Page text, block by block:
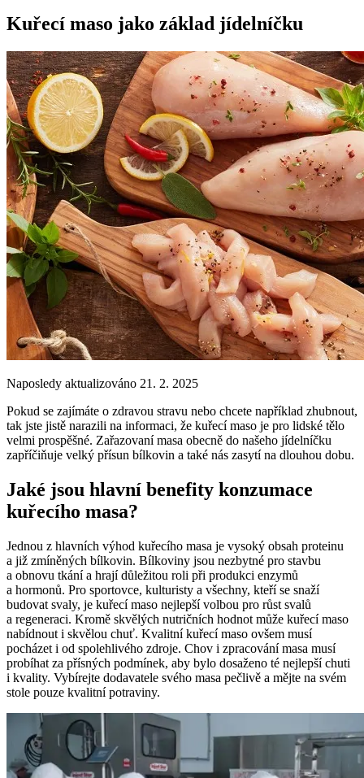
Kuřecí maso jako základ jídelníčku
Naposledy aktualizováno 21. 2. 2025
Pokud se zajímáte o zdravou stravu nebo chcete například zhubnout,
tak jste jistě narazili na informaci, že kuřecí maso je pro lidské tělo
velmi prospěšné. Zařazovaní masa obecně do našeho jídelníčku
zapříčiňuje velký přísun bílkovin a také nás zasytí na dlouhou dobu.
Jaké jsou hlavní benefity konzumace
kuřecího masa?
Jednou z hlavních výhod kuřecího masa je vysoký obsah proteinu
a již zmíněných bílkovin. Bílkoviny jsou nezbytné pro stavbu
a obnovu tkání a hrají důležitou roli při produkci enzymů
a hormonů. Pro sportovce, kulturisty a všechny, kteří se snaží
budovat svaly, je kuřecí maso nejlepší volbou pro růst svalů
a regeneraci. Kromě skvělých nutričních hodnot může kuřecí maso
nabídnout i skvělou chuť. Kvalitní kuřecí maso ovšem musí
pocházet i od spolehlivého zdroje. Chov i zpracování masa musí
probíhat za přísných podmínek, aby bylo dosaženo té nejlepší chuti
i kvality. Vybírejte dodavatele svého masa pečlivě a mějte na svém
stole pouze kvalitní potraviny.